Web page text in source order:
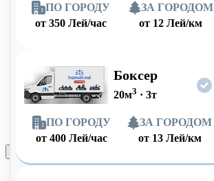
ПО ГОРОДУ
от 350 Лей/час
ЗА ГОРОДОМ
от 12 Лей/км
Боксер
20м3 · 3т
ПО ГОРОДУ
от 400 Лей/час
ЗА ГОРОДОМ
от 13 Лей/км
Оформить заказ